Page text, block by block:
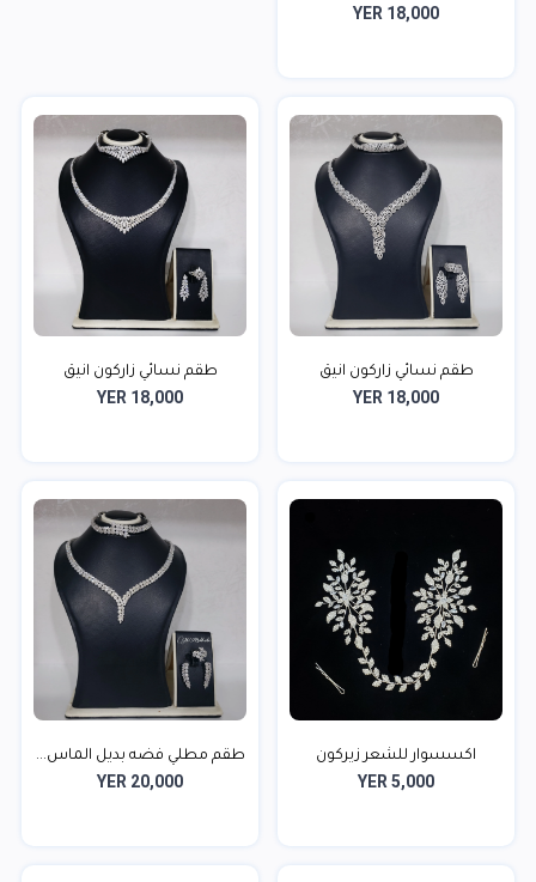
YER 18,000
طقم نسائي زاركون انيق
YER 18,000
طقم نسائي زاركون انيق
YER 18,000
اكسسوار للشعر زيركون
YER 5,000
طقم مطلي فضه بديل الماس...
YER 20,000